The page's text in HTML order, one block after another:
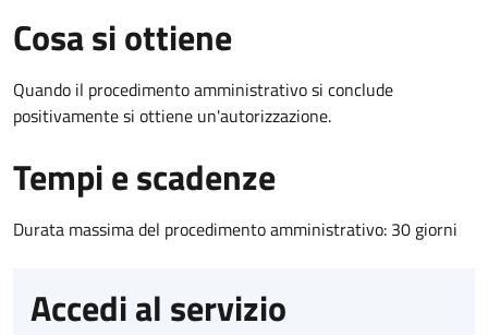
Cosa si ottiene
Quando il procedimento amministrativo si conclude
positivamente si ottiene un'autorizzazione.
Tempi e scadenze
Durata massima del procedimento amministrativo: 30 giorni
Accedi al servizio